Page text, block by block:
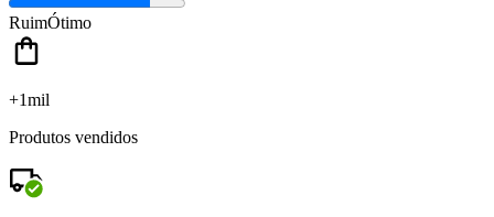
RuimÓtimo
+1mil
Produtos vendidos